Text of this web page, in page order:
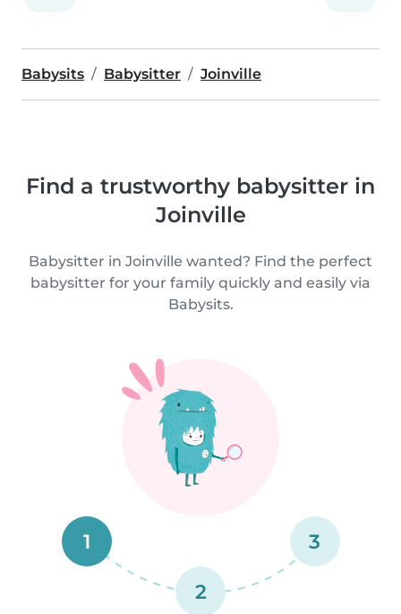
Babysits Babysitter Joinville
Find a trustworthy babysitter in
Joinville
Babysitter in Joinville wanted? Find the perfect
babysitter for your family quickly and easily via
Babysits.
1
2
3